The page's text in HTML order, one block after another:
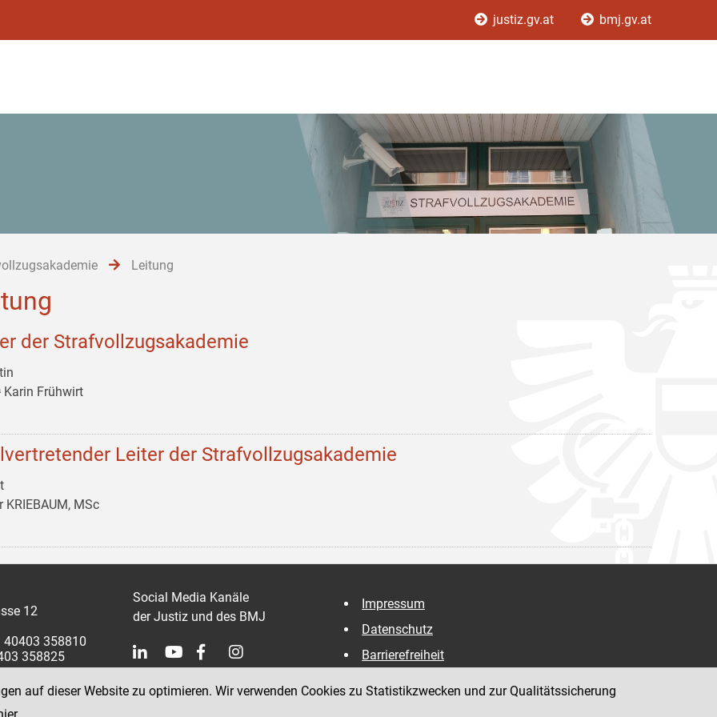
justiz.gv.at bmj.gv.at
Leitung
der Strafvollzugsakademie
Karin Frühwirt
Leiter der Strafvollzugsakademie
KRIEBAUM, MSc
12
40403 358810
358825
Social Media Kanäle
der Justiz und des BMJ
Impressum
Datenschutz
Barrierefreiheit
auf dieser Website zu optimieren. Wir verwenden Cookies zu Statistikzwecken und zur Qualitätssicherung